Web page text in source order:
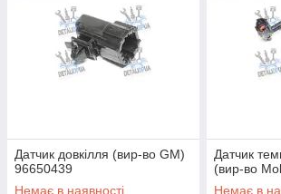
Датчик довкілля (вир-во GM)
96650439
Немає в наявності
Датчик
(вир-во
Немає в